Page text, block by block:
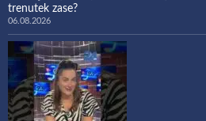
trenutek zase?
06.08.2026